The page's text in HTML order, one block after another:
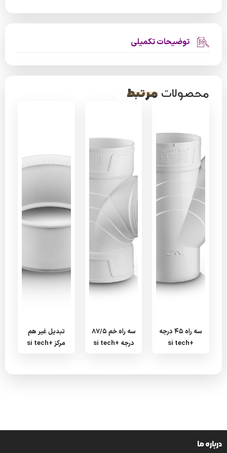
توضیحات تکمیلی
محصولات مرتبط
سه راه 45 درجه
+si tech
سه راه خم 87/5
درجه +si tech
تبدیل غیر هم
مرکز +si tech
درباره ما